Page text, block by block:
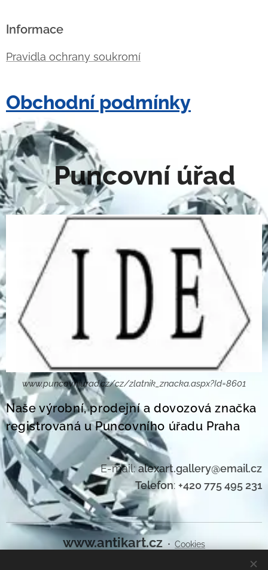
Informace
Pravidla ochrany soukromí
Obchodní podmínky
Puncovní úřad
www.puncovniurad.cz/cz/zlatnik_znacka.aspx?Id=8601
Naše výrobní, prodejní a dovozová značka
registrovaná u Puncovního úřadu Praha
E-mail:alexart.gallery@email.cz
Telefon: +420 775 495 231
www.antikart.cz Cookies